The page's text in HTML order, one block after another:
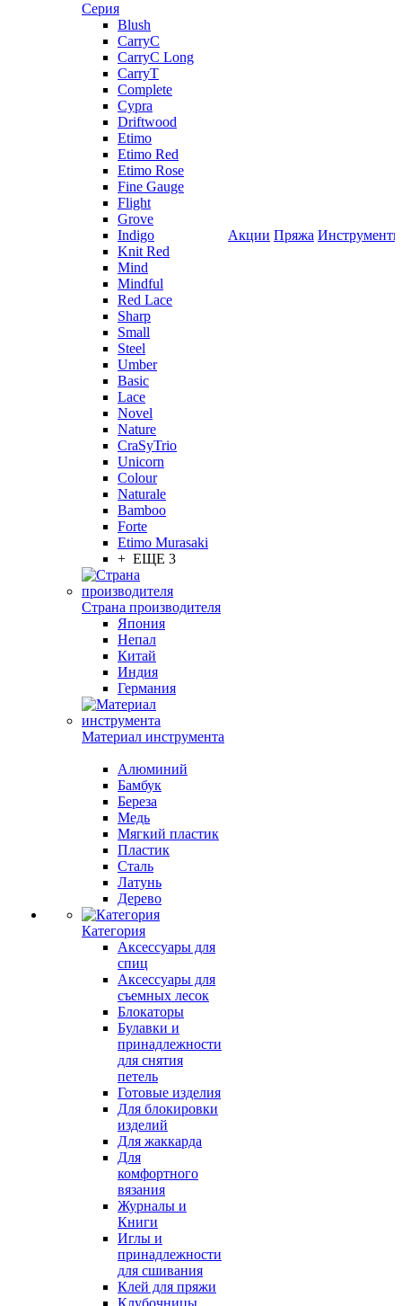
Серия
Blush
CarryC
CarryC Long
CarryT
Complete
Cypra
Driftwood
Etimo
Etimo Red
Etimo Rose
Fine Gauge
Flight
Grove
Indigo
Knit Red
Mind
Mindful
Red Lace
Sharp
Small
Steel
Umber
Basic
Lace
Novel
Nature
CraSyTrio
Unicorn
Colour
Naturale
Bamboo
Forte
Etimo Murasaki
+ ЕЩЕ 3
Страна производителя
Япония
Непал
Китай
Индия
Германия
Материал инструмента
Алюминий
Бамбук
Береза
Медь
Мягкий пластик
Пластик
Сталь
Латунь
Дерево
Категория
Аксессуары для
спиц
Аксессуары для
съемных лесок
Блокаторы
Булавки и
принадлежности
для снятия
петель
Готовые изделия
Для блокировки
изделий
Для жаккарда
Для
комфортного
вязания
Журналы и
Книги
Иглы и
принадлежности
для сшивания
Клей для пряжи
Клубочницы
Акции Пряжа Инструменты